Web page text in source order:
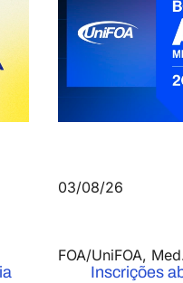
03/08/26
FOA/UniFOA, Medicina
Inscrições